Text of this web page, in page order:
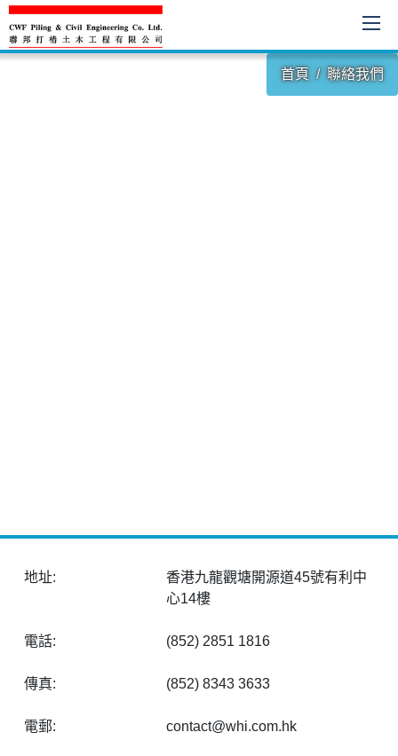
首頁 聯絡我們
地址:
香港九龍觀塘開源道45號有利中
心14樓
電話: (852) 2851 1816
傳真: (852) 8343 3633
電郵: contact@whi.com.hk